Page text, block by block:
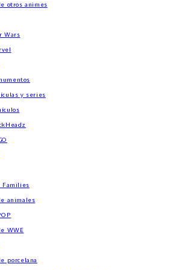
otros animes
Wars
y series
Families
animales
WWE
porcelana